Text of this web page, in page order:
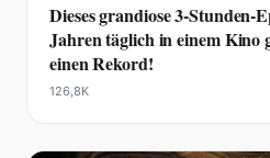
Dieses grandiose 3-Stunden-
Jahren täglich in einem Kino
einen Rekord!
126,8K